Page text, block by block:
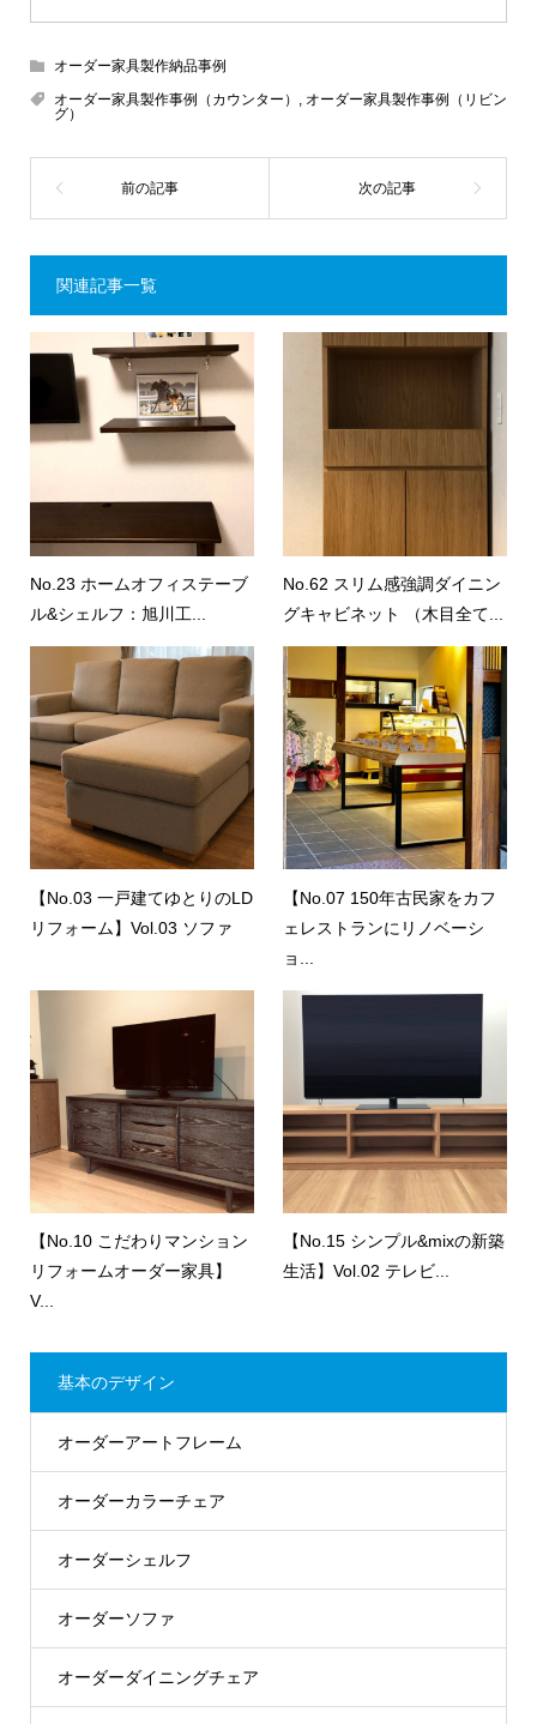
オーダー家具製作納品事例
オーダー家具製作事例（カウンター） , オーダー家具製作事例（リビン
グ）
関連記事一覧
No.23 ホームオフィステーブ
ル&シェルフ：旭川工...
No.62 スリム感強調ダイニン
グキャビネット （木目全て...
【No.03 一戸建てゆとりのLD
リフォーム】Vol.03 ソファ
【No.07 150年古民家をカフ
ェレストランにリノベーシ
ョ...
【No.10 こだわりマンション
リフォームオーダー家具】
V...
【No.15 シンプル&mixの新築
生活】Vol.02 テレビ...
基本のデザイン
オーダーアートフレーム
オーダーカラーチェア
オーダーシェルフ
オーダーソファ
オーダーダイニングチェア